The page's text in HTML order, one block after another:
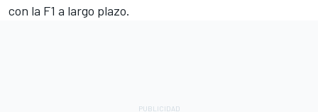
con la F1 a largo plazo.